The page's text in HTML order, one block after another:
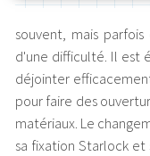
souvent, mais
d'une difficulté. Il est
déjointer
pour faire des
matériaux. Le
sa fixation Starlock et